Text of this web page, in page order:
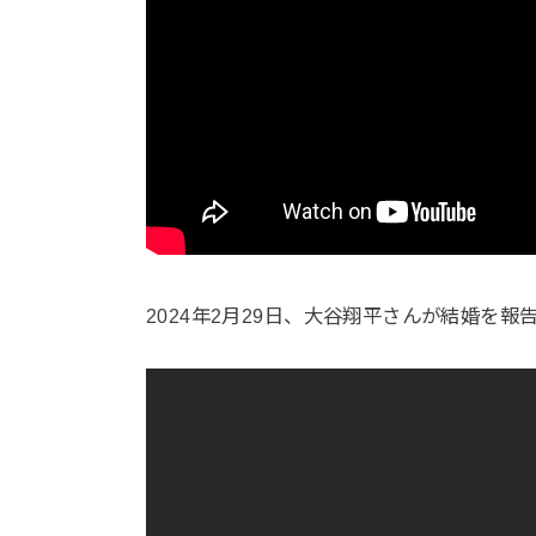
2024年2月29日、大谷翔平さんが結婚を報告